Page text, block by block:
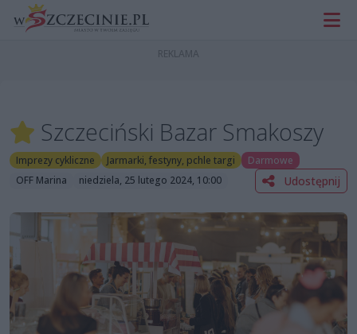
Szczeciński Bazar Smakoszy
Imprezy cykliczne Jarmarki, festyny, pchle targi
Darmowe
OFF Marina
niedziela, 25 lutego 2024, 10:00 Udostępnij